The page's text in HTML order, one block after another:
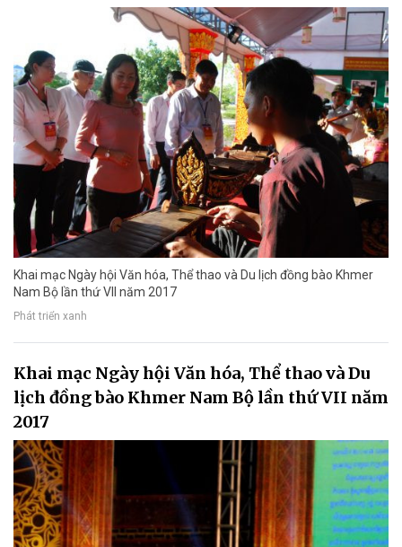
Khai mạc Ngày hội Văn hóa, Thể thao và Du lịch đồng bào Khmer
Nam Bộ lần thứ VII năm 2017
Phát triển xanh
Khai mạc Ngày hội Văn hóa, Thể thao và Du
lịch đồng bào Khmer Nam Bộ lần thứ VII năm
2017